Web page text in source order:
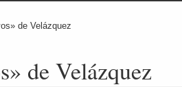
de Velázquez
de Velázquez